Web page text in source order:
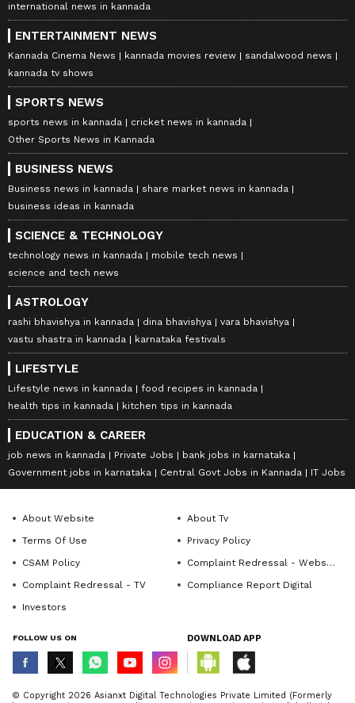
international news in kannada
ENTERTAINMENT NEWS
Kannada Cinema News kannada movies review
sandalwood news
kannada tv shows
SPORTS NEWS
sports news in kannada
cricket news in kannada
Other Sports News in Kannada
BUSINESS NEWS
Business news in kannada
share market news in kannada
business ideas in kannada
SCIENCE & TECHNOLOGY
technology news in kannada
mobile tech news
science and tech news
ASTROLOGY
rashi bhavishya in kannada dina bhavishya
vara bhavishya
vastu shastra in kannada
karnataka festivals
LIFESTYLE
Lifestyle news in kannada
food recipes in kannada
health tips in kannada
kitchen tips in kannada
EDUCATION & CAREER
job news in kannada Private Jobs
bank jobs in karnataka
Government jobs in karnataka
Central Govt Jobs in Kannada IT Jobs
About Website
About Tv
Terms Of Use
Privacy Policy
CSAM Policy
Complaint Redressal - Website
Complaint Redressal - TV
Compliance Report Digital
Investors
FOLLOW US ON DOWNLOAD APP
© Copyright 2026 Asianxt Digital Technologies Private Limited (Formerly